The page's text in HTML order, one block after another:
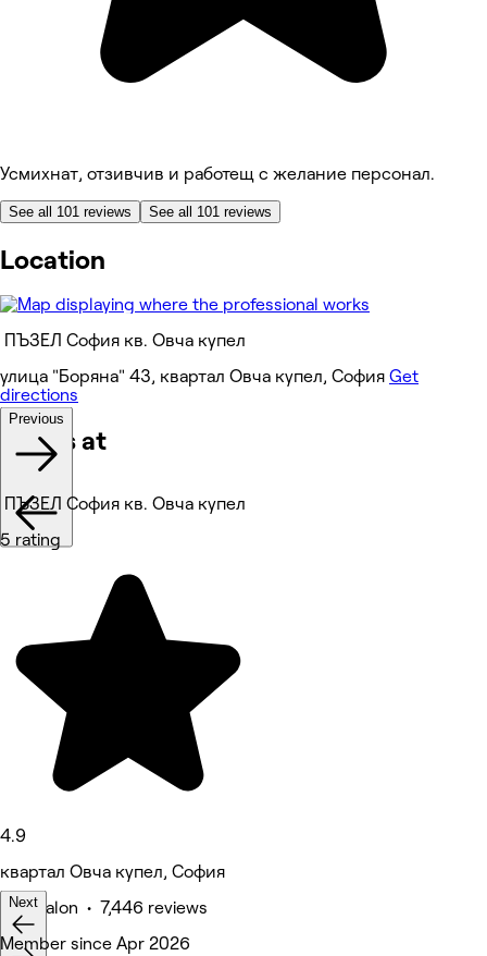
Усмихнат, отзивчив и работещ с желание персонал.
See all 101 reviews See all 101 reviews
Location
ПЪЗЕЛ София кв. Овча купел
улица "Боряна" 43, квартал Овча купел, София Get
directions
Works at
Previous
ПЪЗЕЛ София кв. Овча купел
5 rating
4.9
квартал Овча купел, София
Hair Salon • 7,446 reviews
Deals
Next
Member since Apr 2026